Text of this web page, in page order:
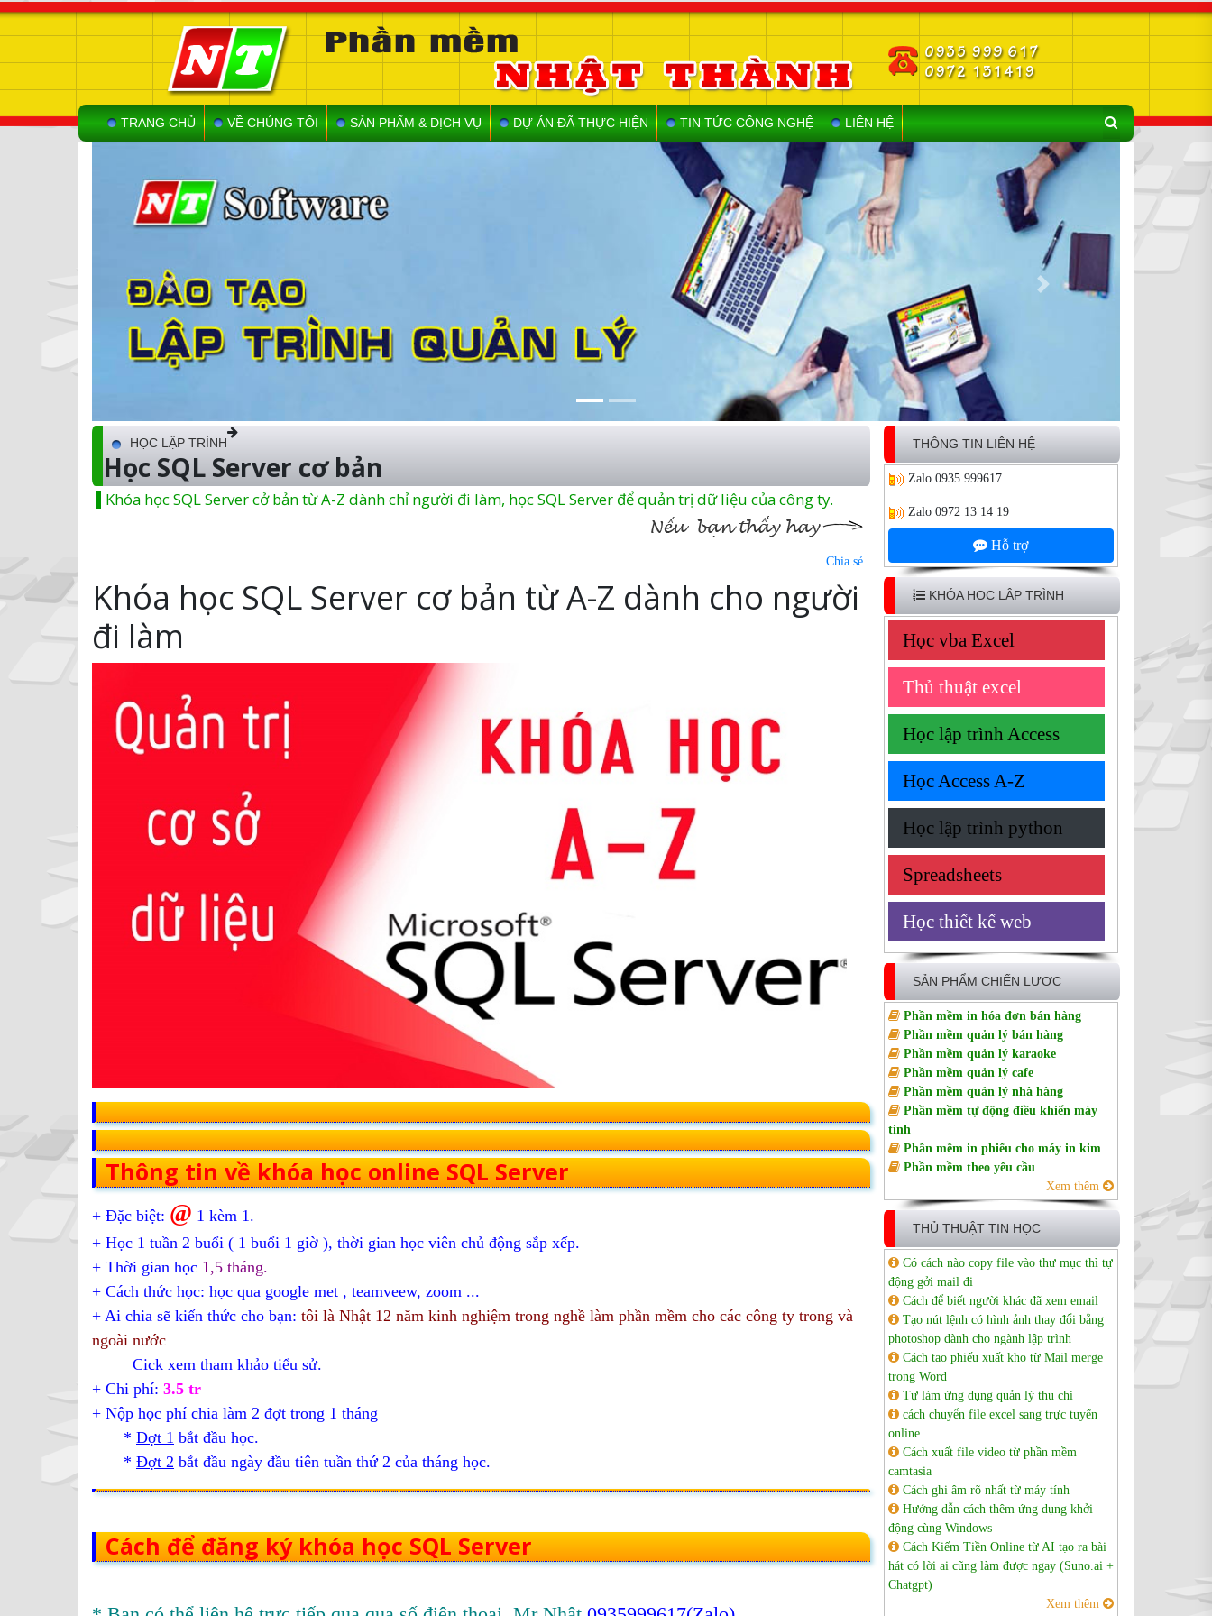
TRANG CHỦ VỀ CHÚNG TÔI SẢN PHẨM & DỊCH VỤ DỰ ÁN ĐÃ THỰC HIỆN TIN TỨC CÔNG NGHỆ LIÊN HỆ
Previous Next
HỌC LẬP TRÌNH
Học SQL Server cơ bản
Khóa học SQL Server cở bản từ A-Z dành chỉ người đi làm, học SQL Server để quản trị dữ liệu của công ty.
Chia sẻ
Khóa học SQL Server cơ bản từ A-Z dành cho người
đi làm
Thông tin về khóa học online SQL Server
+ Đặc biệt: @ 1 kèm 1.
+ Học 1 tuần 2 buổi ( 1 buổi 1 giờ ), thời gian học viên chủ động sắp xếp.
+ Thời gian học 1,5 tháng.
+ Cách thức học: học qua google met , teamveew, zoom ...
+ Ai chia sẽ kiến thức cho bạn: tôi là Nhật 12 năm kinh nghiệm trong nghề làm phần mềm cho các công ty trong và
ngoài nước
Cick xem tham khảo tiểu sử.
+ Chi phí: 3.5 tr
+ Nộp học phí chia làm 2 đợt trong 1 tháng
* Đợt 1 bắt đầu học.
* Đợt 2 bắt đầu ngày đầu tiên tuần thứ 2 của tháng học.
Cách để đăng ký khóa họcSQL Server
THÔNG TIN LIÊN HỆ
Zalo0935 999617
Zalo0972 13 14 19
Hỗ trợ
KHÓA HỌC LẬP TRÌNH
Học vba Excel
Thủ thuật excel
Học lập trình Access
Học Access A-Z
Học lập trình python
Spreadsheets
Học thiết kế web
SẢN PHẨM CHIẾN LƯỢC
Phần mềm in hóa đơn bán hàng
Phần mềm quản lý bán hàng
Phần mềm quản lý karaoke
Phần mềm quản lý cafe
Phần mềm quản lý nhà hàng
Phần mềm tự động điều khiển máy
tính
Phần mềm in phiếu cho máy in kim
Phần mềm theo yêu cầu
Xem thêm
THỦ THUẬT TIN HỌC
Có cách nào copy file vào thư mục thì tự
động gởi mail đi
Cách để biết người khác đã xem email
Tạo nút lệnh có hình ảnh thay đổi bằng
photoshop dành cho ngành lập trình
Cách tạo phiếu xuất kho từ Mail merge
trong Word
Tự làm ứng dụng quản lý thu chi
cách chuyển file excel sang trực tuyến
online
Cách xuất file video từ phần mềm
camtasia
Cách ghi âm rõ nhất từ máy tính
Hướng dẫn cách thêm ứng dụng khởi
động cùng Windows
Cách Kiếm Tiền Online từ AI tạo ra bài
hát có lời ai cũng làm được ngay (Suno.ai +
Chatgpt)
Xem thêm